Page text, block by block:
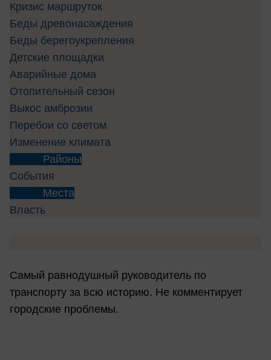
Кризис маршруток
Беды древонасаждения
Беды берегоукрепления
Детские площадки
Аварийные дома
Отопительный сезон
Выкос амброзии
Перебои со светом
Изменение климата
Районы
События
Места
Власть
Самый равнодушный руководитель по
транспорту за всю историю. Не комментирует
городские проблемы.